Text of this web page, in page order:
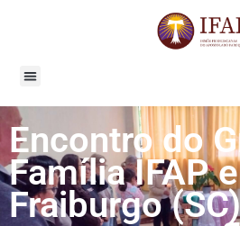
Encontro do
Família IFAP
Fraiburgo